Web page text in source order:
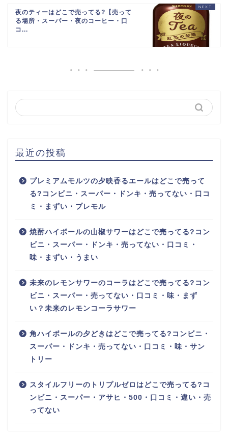
夜のティーはどこで売ってる?【売って
る場所・スーパー・夜のコーヒー・口
コ...
最近の投稿
プレミアムモルツの夕映香るエールはどこで売って
る?コンビニ・スーパー・ドンキ・売ってない・口コ
ミ・まずい・プレモル
焼酎ハイボールの山椒サワーはどこで売ってる?コン
ビニ・スーパー・ドンキ・売ってない・口コミ・
味・まずい・うまい
未来のレモンサワーのコーラはどこで売ってる?コン
ビニ・スーパー・売ってない・口コミ・味・まず
い？未来のレモンコーラサワー
角ハイボールの夕どきはどこで売ってる?コンビニ・
スーパー・ドンキ・売ってない・口コミ・味・サン
トリー
スタイルフリーのトリプルゼロはどこで売ってる?コ
ンビニ・スーパー・アサヒ・500・口コミ・違い・売
ってない